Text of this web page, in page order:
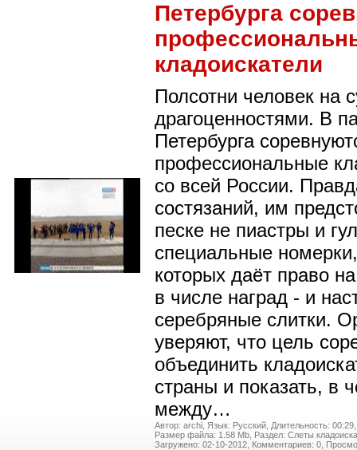
Петербурга
кладоискатели
Полсотни человек на
драгоценностями. В
Петербурга
профессиональные
со всей России.
состязаний, им
песке не пиастры и
специальные
которых даёт право
в числе наград - и
серебряные слитки.
уверяют, что цель
объединить
страны и показать, в
между…
Автор: archi, Язык: Русский, Длительность: 00:29,
Размер файла: 1.58 Mb, Раздел: Слеты
Загружено: 02-10-2012, Комментариев: 0,